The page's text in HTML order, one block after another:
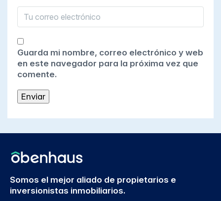
Guarda mi nombre, correo electrónico y web
en este navegador para la próxima vez que
comente.
Somos el mejor aliado de propietarios e
inversionistas inmobiliarios.